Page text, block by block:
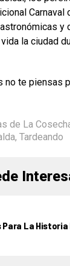
Carnaval
y
la ciudad
no te piensas
de La
, Tardeando
Para La Historia